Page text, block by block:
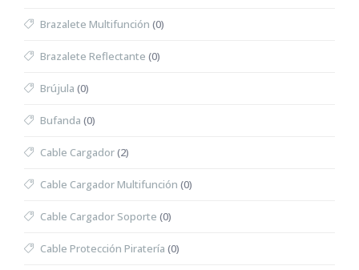
Brazalete Multifunción (0)
Brazalete Reflectante (0)
Brújula (0)
Bufanda (0)
Cable Cargador(2)
Cable Cargador Multifunción (0)
Cable Cargador Soporte (0)
Cable Protección Piratería (0)